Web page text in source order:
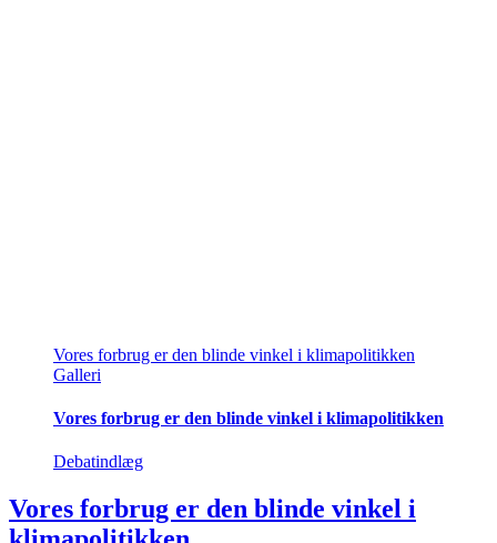
Vores forbrug er den blinde vinkel i klimapolitikken
Galleri
Vores forbrug er den blinde vinkel i klimapolitikken
Debatindlæg
Vores forbrug er den blinde vinkel i